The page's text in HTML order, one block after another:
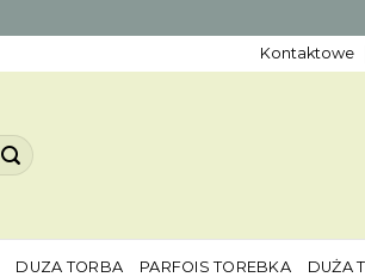
Kontaktowe
DUZA TORBA PARFOIS TOREBKA DUŻA